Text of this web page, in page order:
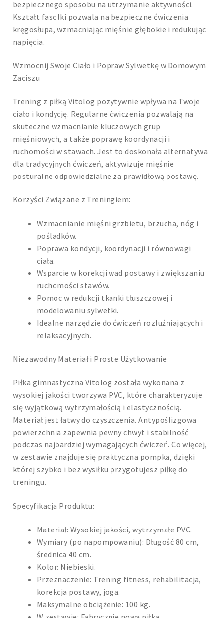
bezpiecznego sposobu na utrzymanie aktywności.
Kształt fasolki pozwala na bezpieczne ćwiczenia
kręgosłupa, wzmacniając mięśnie głębokie i redukując
napięcia.
Wzmocnij Swoje Ciało i Popraw Sylwetkę w Domowym
Zaciszu
Trening z piłką Vitolog pozytywnie wpływa na Twoje
ciało i kondycję. Regularne ćwiczenia pozwalają na
skuteczne wzmacnianie kluczowych grup
mięśniowych, a także poprawę koordynacji i
ruchomości w stawach. Jest to doskonała alternatywa
dla tradycyjnych ćwiczeń, aktywizuje mięśnie
posturalne odpowiedzialne za prawidłową postawę.
Korzyści Związane z Treningiem:
Wzmacnianie mięśni grzbietu, brzucha, nóg i
pośladków.
Poprawa kondycji, koordynacji i równowagi
ciała.
Wsparcie w korekcji wad postawy i zwiększaniu
ruchomości stawów.
Pomoc w redukcji tkanki tłuszczowej i
modelowaniu sylwetki.
Idealne narzędzie do ćwiczeń rozluźniających i
relaksacyjnych.
Niezawodny Materiał i Proste Użytkowanie
Piłka gimnastyczna Vitolog została wykonana z
wysokiej jakości tworzywa PVC, które charakteryzuje
się wyjątkową wytrzymałością i elastycznością.
Materiał jest łatwy do czyszczenia. Antypoślizgowa
powierzchnia zapewnia pewny chwyt i stabilność
podczas najbardziej wymagających ćwiczeń. Co więcej,
w zestawie znajduje się praktyczna pompka, dzięki
której szybko i bez wysiłku przygotujesz piłkę do
treningu.
Specyfikacja Produktu:
Materiał: Wysokiej jakości, wytrzymałe PVC.
Wymiary (po napompowaniu): Długość 80 cm,
średnica 40 cm.
Kolor: Niebieski.
Przeznaczenie: Trening fitness, rehabilitacja,
korekcja postawy, joga.
Maksymalne obciążenie: 100 kg.